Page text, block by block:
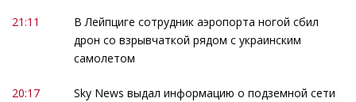
21:11
В Лейпциге сотрудник аэропорта ногой сбил
дрон со взрывчаткой рядом с украинским
самолетом
20:17
Sky News выдал информацию о подземной сети